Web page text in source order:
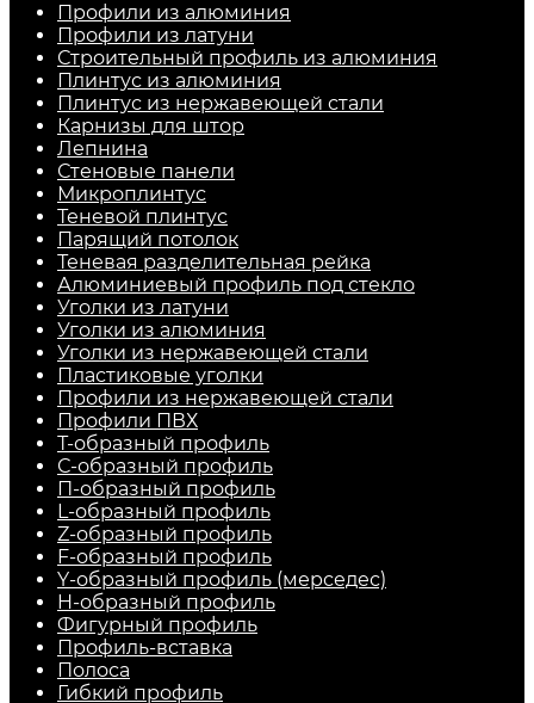
Профили из алюминия
Профили из латуни
Строительный профиль из алюминия
Плинтус из алюминия
Плинтус из нержавеющей стали
Карнизы для штор
Лепнина
Стеновые панели
Микроплинтус
Теневой плинтус
Парящий потолок
Теневая разделительная рейка
Алюминиевый профиль под стекло
Уголки из латуни
Уголки из алюминия
Уголки из нержавеющей стали
Пластиковые уголки
Профили из нержавеющей стали
Профили ПВХ
Т-образный профиль
С-образный профиль
П-образный профиль
L-образный профиль
Z-образный профиль
F-образный профиль
Y-образный профиль (мерседес)
H-образный профиль
Фигурный профиль
Профиль-вставка
Полоса
Гибкий профиль